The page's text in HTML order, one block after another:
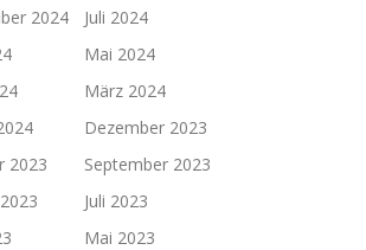
2024
Juli 2024
Mai 2024
März 2024
Dezember 2023
2023
September 2023
Juli 2023
Mai 2023